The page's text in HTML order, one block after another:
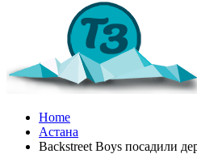
Home
Астана
Backstreet Boys посадили